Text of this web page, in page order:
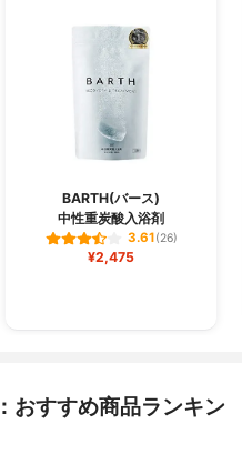
BARTH(バース)
中性重炭酸入浴剤
3.61(26)
¥2,475
おすすめ商品ランキン